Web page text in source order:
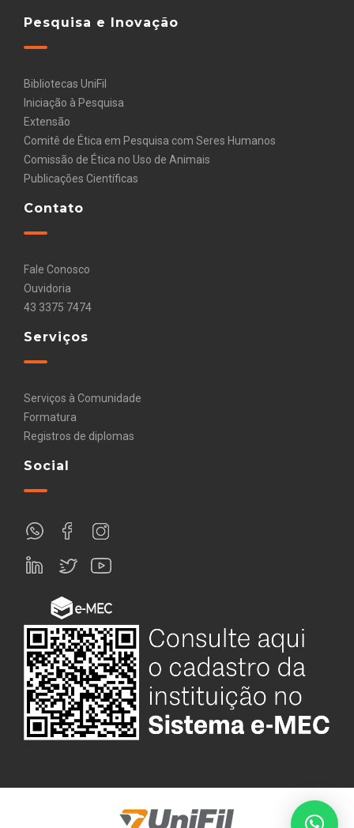
Pesquisa e Inovação
Bibliotecas UniFil
Iniciação à Pesquisa
Extensão
Comitê de Ética em Pesquisa com Seres Humanos
Comissão de Ética no Uso de Animais
Publicações Científicas
Contato
Fale Conosco
Ouvidoria
43 3375 7474
Serviços
Serviços à Comunidade
Formatura
Registros de diplomas
Social